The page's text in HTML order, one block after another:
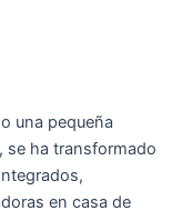
una pequeña
, se ha transformado
en casa de